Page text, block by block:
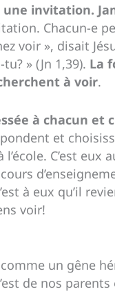
invitation.
Chacun-e
voir », disait
» (Jn 1,39). La
à voir.
à chacun et
et
C’est
à eux qu’il
voir!
un gêne
de nos